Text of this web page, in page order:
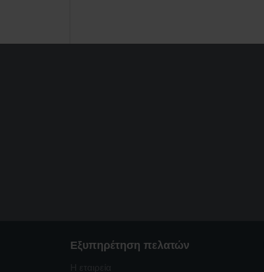
Εξυπηρέτηση πελατών
Η εταιρεία